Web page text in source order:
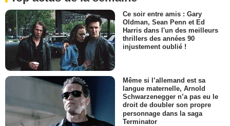
Ce soir entre amis : Gary
Oldman, Sean Penn et Ed
Harris dans l'un des meilleurs
thrillers des années 90
injustement oublié !
Même si l’allemand est sa
langue maternelle, Arnold
Schwarzenegger n’a pas eu le
droit de doubler son propre
personnage dans la saga
Terminator